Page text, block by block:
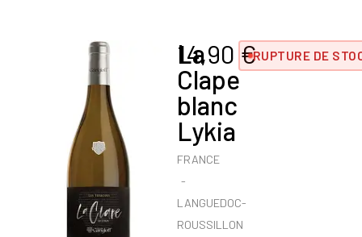
La
Clape
blanc
Lykia
FRANCE
LANGUEDOC-
ROUSSILLON
14,90€RUPTURE DE